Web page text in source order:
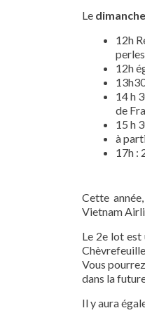
Le
12h
12h
14 h
de
15 h
à
17h :
Cette
Vietnam
Le 2e lot est
Vous
dans la
Il y aura